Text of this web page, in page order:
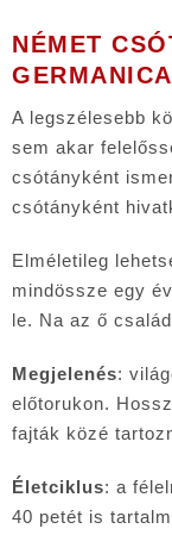
NÉMET
A legszélesebb
sem akar
csótányként
csótányként
Elméletileg
mindössze egy
le. Na az ő
Megjelenés:
előtorukon.
fajták közé
Életciklus: a
40 petét is